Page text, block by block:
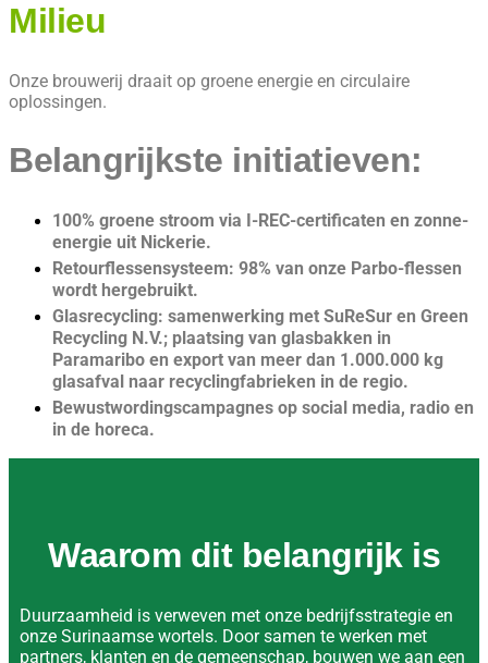
Milieu
Onze brouwerij draait op groene energie en circulaire
oplossingen.
Belangrijkste initiatieven:
100% groene stroom via I-REC-certificaten en zonne-
energie uit Nickerie.
Retourflessensysteem: 98% van onze Parbo-flessen
wordt hergebruikt.
Glasrecycling: samenwerking met SuReSur en Green
Recycling N.V.; plaatsing van glasbakken in
Paramaribo en export van meer dan 1.000.000 kg
glasafval naar recyclingfabrieken in de regio.
Bewustwordingscampagnes op social media, radio en
in de horeca.
Waarom dit belangrijk is
Duurzaamheid is verweven met onze bedrijfsstrategie en
onze Surinaamse wortels. Door samen te werken met
partners, klanten en de gemeenschap, bouwen we aan een